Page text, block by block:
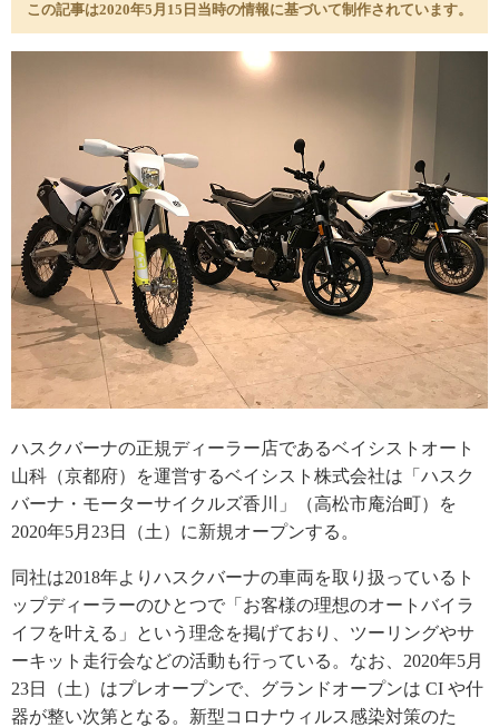
この記事は2020年5月15日当時の情報に基づいて制作されています。
ハスクバーナの正規ディーラー店であるベイシストオート
山科（京都府）を運営するベイシスト株式会社は「ハスク
バーナ・モーターサイクルズ香川」（高松市庵治町）を
2020年5月23日（土）に新規オープンする。
同社は2018年よりハスクバーナの車両を取り扱っているト
ップディーラーのひとつで「お客様の理想のオートバイラ
イフを叶える」という理念を掲げており、ツーリングやサ
ーキット走行会などの活動も行っている。なお、2020年5月
23日（土）はプレオープンで、グランドオープンは CI や什
器が整い次第となる。新型コロナウィルス感染対策のた